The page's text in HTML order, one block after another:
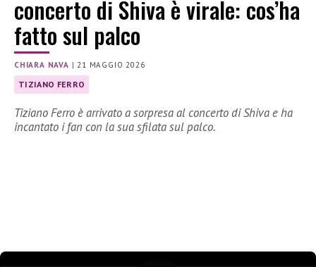
concerto di Shiva è virale: cos’ha
fatto sul palco
CHIARA NAVA |21 MAGGIO 2026
TIZIANO FERRO
Tiziano Ferro è arrivato a sorpresa al concerto di Shiva e ha
incantato i fan con la sua sfilata sul palco.